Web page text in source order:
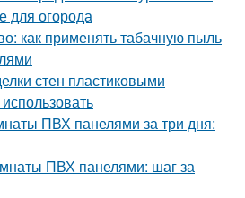
для огорода
как применять табачную пыль
стен пластиковыми
ПВХ панелями за три дня:
ПВХ панелями: шаг за